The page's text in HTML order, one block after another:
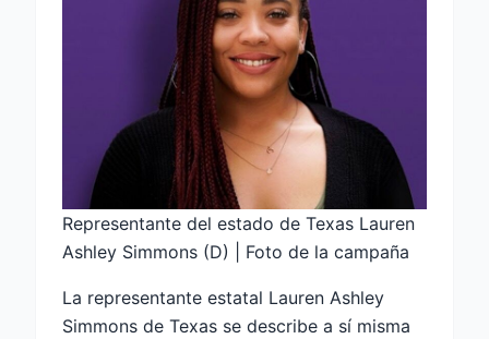
Representante del estado de Texas Lauren
Ashley Simmons (D) | Foto de la campaña
La representante estatal Lauren Ashley
Simmons de Texas se describe a sí misma